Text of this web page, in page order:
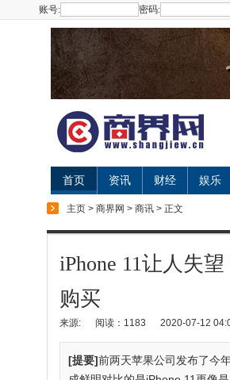
账号: 密码:
首页 资讯 财经 娱乐
主页 > 商界网 > 商讯 > 正文
iPhone 11让人失
购买
来源: 阅读：1183 2020-07-12
[提要]前两天苹果公司发布了今